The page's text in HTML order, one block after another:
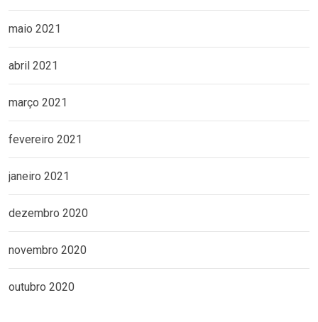
maio 2021
abril 2021
março 2021
fevereiro 2021
janeiro 2021
dezembro 2020
novembro 2020
outubro 2020